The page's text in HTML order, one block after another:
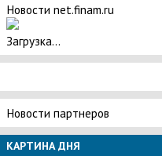
Новости net.finam.ru
Загрузка...
Новости партнеров
КАРТИНА ДНЯ